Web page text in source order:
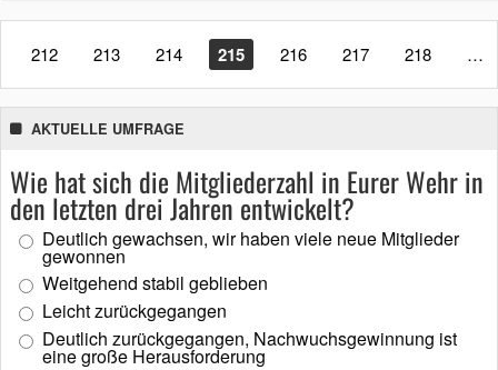
212 213 214 215 216 217 218 …
AKTUELLE UMFRAGE
Wie hat sich die Mitgliederzahl in Eurer Wehr in
den letzten drei Jahren entwickelt?
Deutlich gewachsen, wir haben viele neue Mitglieder
gewonnen
Weitgehend stabil geblieben
Leicht zurückgegangen
Deutlich zurückgegangen, Nachwuchsgewinnung ist
eine große Herausforderung